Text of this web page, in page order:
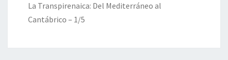
La Transpirenaica: Del Mediterráneo al
Cantábrico – 1/5